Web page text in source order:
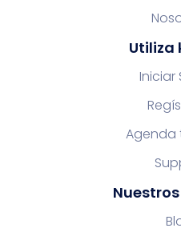
Utiliza
Iniciar
Agenda